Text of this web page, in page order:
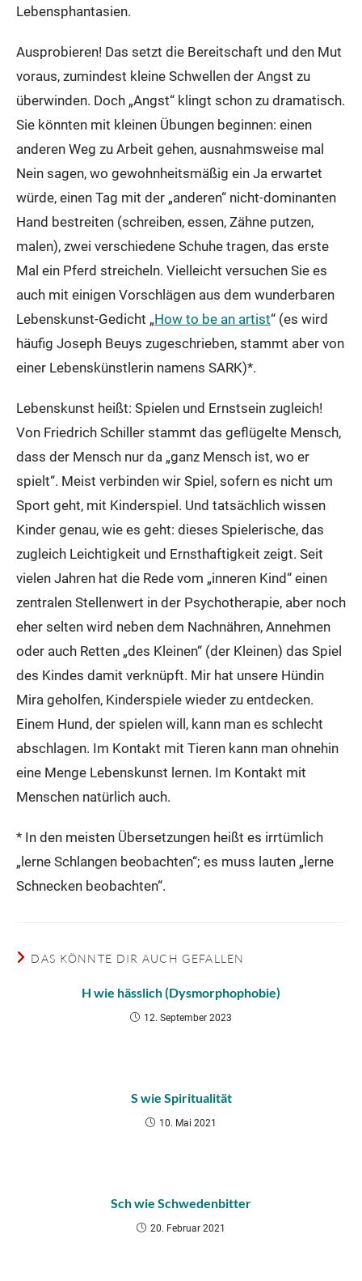
Lebensphantasien.
Ausprobieren! Das setzt die Bereitschaft und den Mut
voraus, zumindest kleine Schwellen der Angst zu
überwinden. Doch „Angst“ klingt schon zu dramatisch.
Sie könnten mit kleinen Übungen beginnen: einen
anderen Weg zu Arbeit gehen, ausnahmsweise mal
Nein sagen, wo gewohnheitsmäßig ein Ja erwartet
würde, einen Tag mit der „anderen“ nicht-dominanten
Hand bestreiten (schreiben, essen, Zähne putzen,
malen), zwei verschiedene Schuhe tragen, das erste
Mal ein Pferd streicheln. Vielleicht versuchen Sie es
auch mit einigen Vorschlägen aus dem wunderbaren
Lebenskunst-Gedicht „How to be an artist“ (es wird
häufig Joseph Beuys zugeschrieben, stammt aber von
einer Lebenskünstlerin namens SARK)*.
Lebenskunst heißt: Spielen und Ernstsein zugleich!
Von Friedrich Schiller stammt das geflügelte Mensch,
dass der Mensch nur da „ganz Mensch ist, wo er
spielt“. Meist verbinden wir Spiel, sofern es nicht um
Sport geht, mit Kinderspiel. Und tatsächlich wissen
Kinder genau, wie es geht: dieses Spielerische, das
zugleich Leichtigkeit und Ernsthaftigkeit zeigt. Seit
vielen Jahren hat die Rede vom „inneren Kind“ einen
zentralen Stellenwert in der Psychotherapie, aber noch
eher selten wird neben dem Nachnähren, Annehmen
oder auch Retten „des Kleinen“ (der Kleinen) das Spiel
des Kindes damit verknüpft. Mir hat unsere Hündin
Mira geholfen, Kinderspiele wieder zu entdecken.
Einem Hund, der spielen will, kann man es schlecht
abschlagen. Im Kontakt mit Tieren kann man ohnehin
eine Menge Lebenskunst lernen. Im Kontakt mit
Menschen natürlich auch.
* In den meisten Übersetzungen heißt es irrtümlich
„lerne Schlangen beobachten“; es muss lauten „lerne
Schnecken beobachten“.
DAS KÖNNTE DIR AUCH GEFALLEN
H wie hässlich (Dysmorphophobie)
12. September 2023
S wie Spiritualität
10. Mai 2021
Sch wie Schwedenbitter
20. Februar 2021